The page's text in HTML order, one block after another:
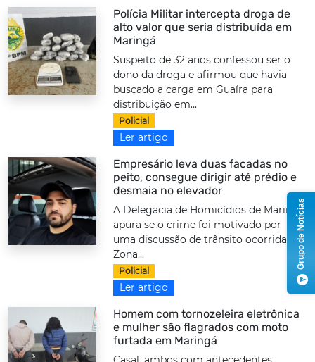
Polícia Militar intercepta droga de
alto valor que seria distribuída em
Maringá
Suspeito de 32 anos confessou ser o
dono da droga e afirmou que havia
buscado a carga em Guaíra para
distribuição em...
Policial
Ler artigo
Empresário leva duas facadas no
peito, consegue dirigir até prédio e
desmaia no elevador
A Delegacia de Homicídios de Maringá
apura se o crime foi motivado por
uma discussão de trânsito ocorrida na
Zona...
Policial
Ler artigo
Homem com tornozeleira eletrônica
e mulher são flagrados com moto
furtada em Maringá
Grupo de Notícias